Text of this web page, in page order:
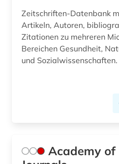
branchenprofil (1)
branchenreport (1)
brandenburg (2)
browser (1)
Zeitschriften-Datenbank
Artikeln, Autoren,
Zitationen zu mehreren
Bereichen Gesundheit,
und Sozialwissenschaften.
Academy